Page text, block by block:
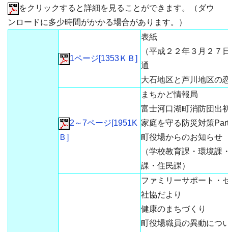
をクリックすると詳細を見ることができます。（ダウ
ンロードに多少時間がかかる場合があります。）
1ページ[1353ＫＢ]
表紙
（平成２２年３月２
通
大石地区と芦川地区の
2～7ページ[1951K
Ｂ]
まちかど情報局
富士河口湖町消防団出
家庭を守る防災対策
町役場からのお知らせ
（学校教育課・環境課
課・住民課）
ファミリーサポート・
社協だより
健康のまちづくり
町役場職員の異動につ